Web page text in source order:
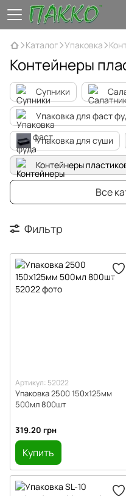
Каталог Упаковка
Контейнеры
Супники
Упаковка для фаст
Упаковка для суши
Контейнеры
Контейнеры
Контейнеры для торта
Все
Фильтр
Артикул: 52022
Упаковка 2500 150х125мм
500мл 800шт
319.20 грн
Купить